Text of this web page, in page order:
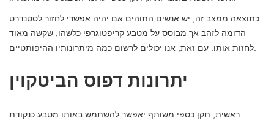
כתוצאה ממצב זה, יש אנשים התוהים אם יהיה אפשרי לחזור לסטנדרט
הדומה לזהב אך מבוסס על מטבע קריפטוגרפי כלשהו, ​​שקשה מאוד
יתרונות דפוס הביטקוין
ראשית, תקן כספי משותף יאפשר להשתמש באותו מטבע כנקודת